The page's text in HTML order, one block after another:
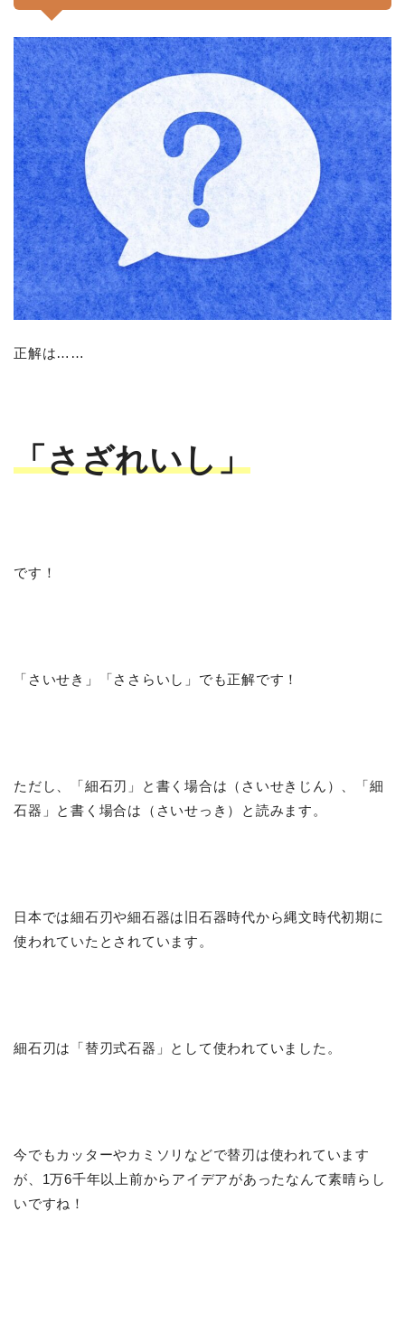
正解は……
「さざれいし」
です！
「さいせき」「ささらいし」でも正解です！
ただし、「細石刃」と書く場合は（さいせきじん）、「細
石器」と書く場合は（さいせっき）と読みます。
日本では細石刃や細石器は旧石器時代から縄文時代初期に
使われていたとされています。
細石刃は「替刃式石器」として使われていました。
今でもカッターやカミソリなどで替刃は使われています
が、1万6千年以上前からアイデアがあったなんて素晴らし
いですね！